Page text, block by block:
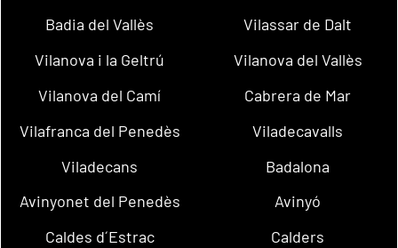
Badia del Vallès
Vilassar de Dalt
Vilanova i la Geltrú
Vilanova del Vallès
Vilanova del Camí
Cabrera de Mar
Vilafranca del Penedès
Viladecavalls
Viladecans
Badalona
Avinyonet del Penedès
Avinyó
Caldes d´Estrac
Calders